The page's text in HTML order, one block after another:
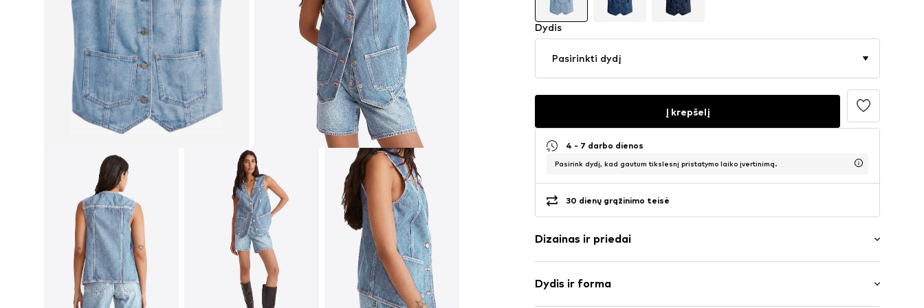
Dydis
Pasirinkti dydį
Į krepšelį
4 - 7 darbo dienos
Pasirink dydį, kad gautum tikslesnį pristatymo laiko įvertinimą.
30 dienų grąžinimo teisė
Dizainas ir priedai
džinsai
Prisiūtos kišenės
Dydis ir forma